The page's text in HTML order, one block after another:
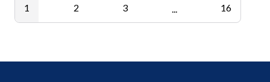
1 2 3 ... 16